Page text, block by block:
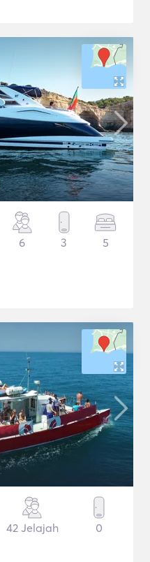
6 3 5
42 Jelajah 0